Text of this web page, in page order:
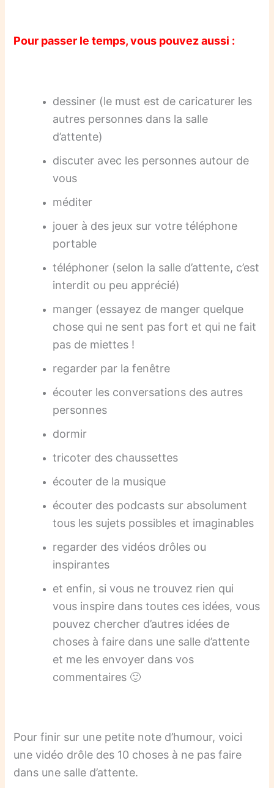
Pour passer le temps, vous pouvez aussi :
dessiner (le must est de caricaturer les
autres personnes dans la salle
d’attente)
discuter avec les personnes autour de
vous
méditer
jouer à des jeux sur votre téléphone
portable
téléphoner (selon la salle d’attente, c’est
interdit ou peu apprécié)
manger (essayez de manger quelque
chose qui ne sent pas fort et qui ne fait
pas de miettes !
regarder par la fenêtre
écouter les conversations des autres
personnes
dormir
tricoter des chaussettes
écouter de la musique
écouter des podcasts sur absolument
tous les sujets possibles et imaginables
regarder des vidéos drôles ou
inspirantes
et enfin, si vous ne trouvez rien qui
vous inspire dans toutes ces idées, vous
pouvez chercher d’autres idées de
choses à faire dans une salle d’attente
et me les envoyer dans vos
commentaires 🙂
Pour finir sur une petite note d’humour, voici
une vidéo drôle des 10 choses à ne pas faire
dans une salle d’attente.